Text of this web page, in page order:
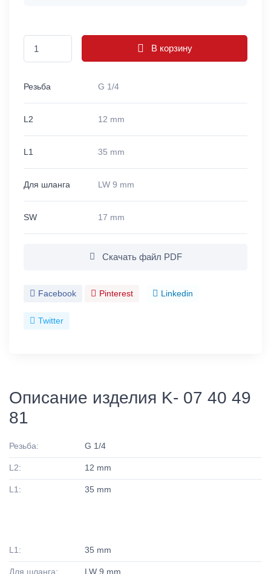
В корзину
Резьба G 1/4
L2 12 mm
L1 35 mm
Для шланга LW 9 mm
SW 17 mm
Скачать файл PDF
Facebook Pinterest Linkedin
Twitter
Описание изделия K- 07 40 49
81
Резьба: G 1/4
L2: 12 mm
L1: 35 mm
L1: 35 mm
Для шланга: LW 9 mm